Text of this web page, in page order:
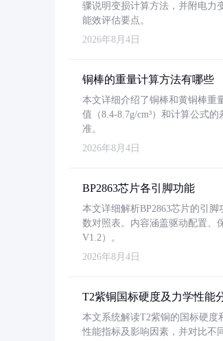
骤说明变损计算方法，并附电力
能效评估要点。
2026年8月4日
铜棒的重量计算方法有哪些
本文详细介绍了铜棒和黄铜棒重
值（8.4-8.7g/cm³）和计算公式
准。
2026年8月4日
BP2863芯片各引脚功能
本文详细解析BP2863芯片的引
数对照表。内容涵盖驱动配置、
V1.2）。
2026年8月4日
T2紫铜国标硬度及力学性能
本文系统解读T2紫铜的国标硬度
性能指标及影响因素，并对比不